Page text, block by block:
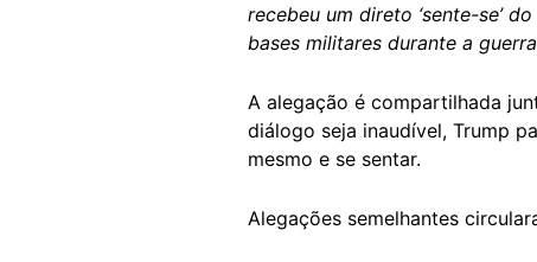
recebeu um direto ‘sente-se’
bases militares durante a
A alegação é compartilhada
diálogo seja inaudível, Trump
mesmo e se sentar.
Alegações semelhantes